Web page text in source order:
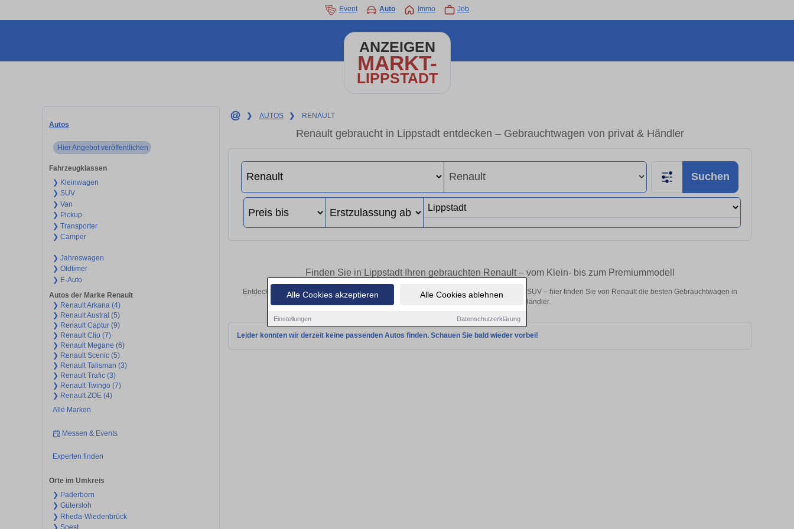
Alle Cookies akzeptieren Alle Cookies ablehnen
Einstellungen Datenschutzerklärung
Event Auto Immo Job
ANZEIGEN
MARKT-
LIPPSTADT
Autos
Hier Angebot veröffentlichen
Fahrzeugklassen
❯ Kleinwagen
❯ SUV
❯ Van
❯ Pickup
❯ Transporter
❯ Camper
❯ Jahreswagen
❯ Oldtimer
❯ E-Auto
Autos der Marke Renault
❯ Renault Arkana (4)
❯ Renault Austral (5)
❯ Renault Captur (9)
❯ Renault Clio (7)
❯ Renault Megane (6)
❯ Renault Scenic (5)
❯ Renault Talisman (3)
❯ Renault Trafic (3)
❯ Renault Twingo (7)
❯ Renault ZOE (4)
Alle Marken
Messen & Events
Experten finden
Orte im Umkreis
❯ Paderborn
❯ Gütersloh
❯ Rheda-Wiedenbrück
❯ Soest
❯ AUTOS ❯ RENAULT
Renault gebraucht in Lippstadt entdecken – Gebrauchtwagen von privat & Händler
Suchen
Finden Sie in Lippstadt Ihren gebrauchten Renault – vom Klein- bis zum Premiummodell
Entdecken Sie in Lippstadt gebrauchte Renault Fahrzeuge. Von Kleinwagen bis hin zum SUV – hier finden Sie von Renault die besten Gebrauchtwagen in
Lippstadt von privat und vom Händler.
Leider konnten wir derzeit keine passenden Autos finden. Schauen Sie bald wieder vorbei!